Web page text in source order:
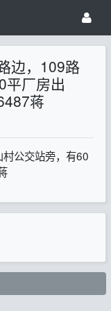
边，109路
平厂房出
蒋
公交站旁，有60